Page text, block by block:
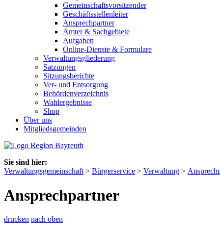
Gemeinschaftsvorsitzender
Geschäftsstellenleiter
Ansprechpartner
Ämter & Sachgebiete
Aufgaben
Online-Dienste & Formulare
Verwaltungsgliederung
Satzungen
Sitzungsberichte
Ver- und Entsorgung
Behördenverzeichnis
Wahlergebnisse
Shop
Über uns
Mitgliedsgemeinden
Sie sind hier:
Verwaltungsgemeinschaft > Bürgerservice > Verwaltung >
Ansprechpartner
drucken nach oben